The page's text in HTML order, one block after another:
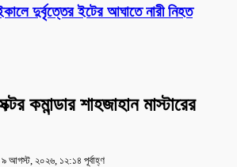
দুর্বৃত্তের ইটের আঘাতে নারী নিহত
কমান্ডার শাহজাহান মাস্টারের
৯ আগস্ট, ২০২৬, ১২:১৪ পূর্বাহ্ণ